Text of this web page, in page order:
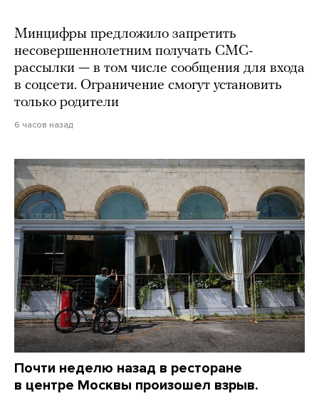
Минцифры предложило запретить
несовершеннолетним получать СМС-
рассылки — в том числе сообщения для входа
в соцсети. Ограничение смогут установить
только родители
6 часов назад
Почти неделю назад в ресторане
в центре Москвы произошел взрыв.